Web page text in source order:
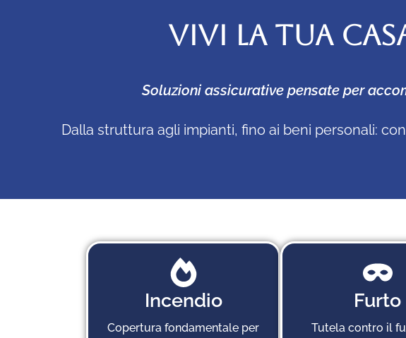
VIVI LA TUA
Soluzioni assicurative pensate per
Dalla struttura agli impianti, fino ai beni personali:
Incendio
Copertura fondamentale per
Furto
Tutela contro il